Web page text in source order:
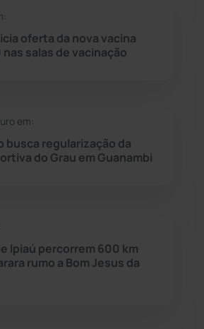
oferta da nova vacina
salas de vacinação
em:
busca regularização da
do Grau em Guanambi
Ipiaú percorrem 600 km
rumo a Bom Jesus da